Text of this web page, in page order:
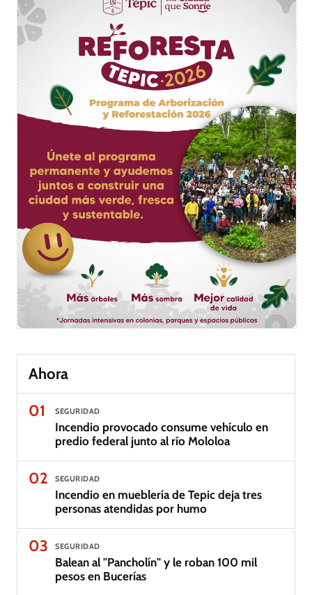
Ahora
01
SEGURIDAD
Incendio provocado consume vehículo en
predio federal junto al río Mololoa
02 SEGURIDAD
Incendio en mueblería de Tepic deja tres
personas atendidas por humo
03 SEGURIDAD
Balean al "Pancholín" y le roban 100 mil
pesos en Bucerías